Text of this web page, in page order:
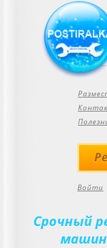
Войти
Срочный
машин